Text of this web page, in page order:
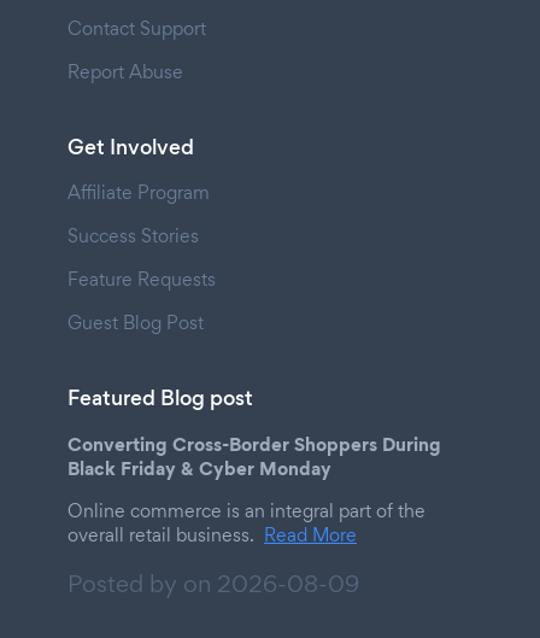
Contact Support
Report Abuse
Get Involved
Affiliate Program
Success Stories
Feature Requests
Guest Blog Post
Featured Blog post
Converting Cross-Border Shoppers During
Black Friday & Cyber Monday
Online commerce is an integral part of the
overall retail business. Read More
Posted by on 2026-08-09